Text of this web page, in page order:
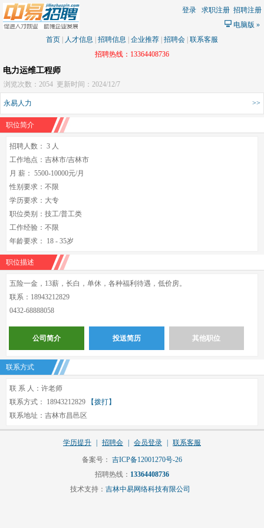
登录 求职注册 招聘注册
电脑版 »
首页
人才信息 招聘信息 企业推荐 招聘会 联系客服
招聘热线：13364408736
电力运维工程师
浏览次数：2054 更新时间：2024/12/7
>>
永易人力
职位简介
招聘人数： 3 人
工作地点：吉林市/吉林市
月 薪： 5500-10000元/月
性别要求：不限
学历要求：大专
职位类别：技工/普工类
工作经验：不限
年龄要求： 18 - 35岁
职位描述
五险一金，13薪，长白，单休，各种福利待遇，低价房。
联系：18943212829
0432-68888058
公司简介 投送简历 其他职位
联系方式
联 系 人：许老师
联系方式： 18943212829
【拨打】
联系地址：吉林市昌邑区
学历提升 招聘会 会员登录 联系客服
备案号： 吉ICP备12001270号-26
招聘热线： 13364408736
技术支持： 吉林中易网络科技有限公司